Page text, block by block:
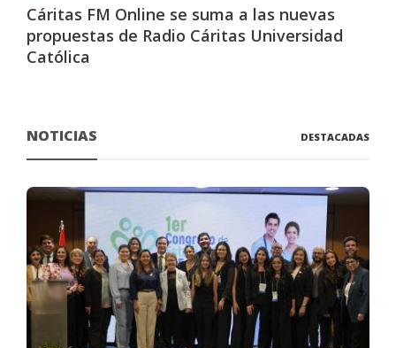
Cáritas FM Online se suma a las nuevas
propuestas de Radio Cáritas Universidad
Católica
NOTICIAS DESTACADAS